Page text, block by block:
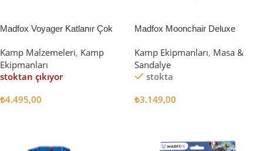
Madfox Voyager Katlanır Çok
[Vagon] BLACK
Kamp Malzemeleri, Kamp
Ekipmanları
stoktan çıkıyor
₺4.495,00
Madfox Moonchair Deluxe
Siyah/Gri
Kamp Ekipmanları, Masa &
Sandalye
stokta
₺3.149,00